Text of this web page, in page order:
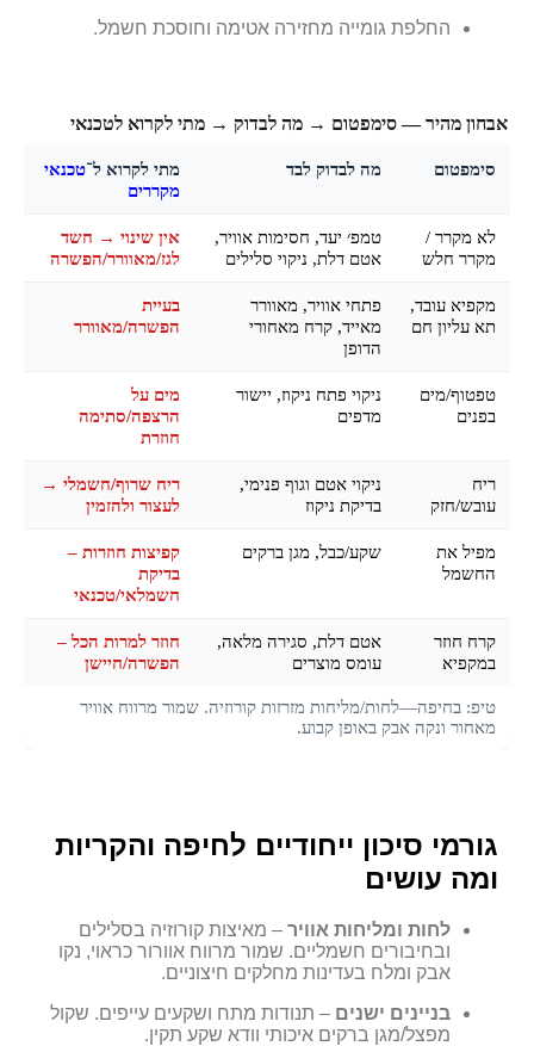
החלפת גומייה מחזירה אטימה וחוסכת חשמל.
אבחון מהיר — סימפטום → מה לבדוק → מתי לקרוא לטכנאי
סימפטום מה לבדוק לבד מתי לקרוא ל־טכנאי
מקררים
לא מקרר /
מקרר חלש
טמפ׳ יעד, חסימות אוויר,
אטם דלת, ניקוי סלילים
אין שינוי → חשד
לגז/מאוורר/הפשרה
מקפיא עובד,
תא עליון חם
פתחי אוויר, מאוורר
מאייד, קרח מאחורי
הדופן
בעיית
הפשרה/מאוורר
טפטוף/מים
בפנים
ניקוי פתח ניקוז, יישור
מדפים
מים על
הרצפה/סתימה
חוזרת
ריח
עובש/חזק
ניקוי אטם וגוף פנימי,
בדיקת ניקוז
ריח שרוף/חשמלי →
לעצור ולהזמין
מפיל את
החשמל
שקע/כבל, מגן ברקים
קפיצות חוזרות –
בדיקת
חשמלאי/טכנאי
קרח חוזר
במקפיא
אטם דלת, סגירה מלאה,
עומס מוצרים
חוזר למרות הכל –
הפשרה/חיישן
טיפ: בחיפה—לחות/מליחות מזרזות קורוזיה. שמור מרווח אוויר
מאחור ונקה אבק באופן קבוע.
גורמי סיכון ייחודיים לחיפה והקריות
ומה עושים
לחות ומליחות אוויר – מאיצות קורוזיה בסלילים
ובחיבורים חשמליים. שמור מרווח אוורור כראוי, נקו
אבק ומלח בעדינות מחלקים חיצוניים.
בניינים ישנים – תנודות מתח ושקעים עייפים. שקול
מפצל/מגן ברקים איכותי וודא שקע תקין.